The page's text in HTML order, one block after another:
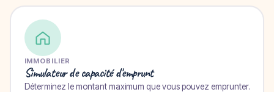
IMMOBILIER
Simulateur de capacité d'emprunt
Déterminez le montant maximum que vous pouvez emprunter.